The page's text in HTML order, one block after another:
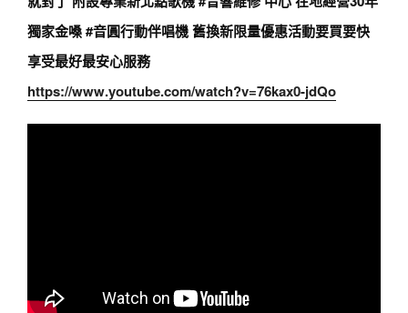
獨家金嗓#音圓行動伴唱機舊換新限量優惠活動要買要快
享受最好最安心服務
https://www.youtube.com/watch?v=76kax0-jdQo